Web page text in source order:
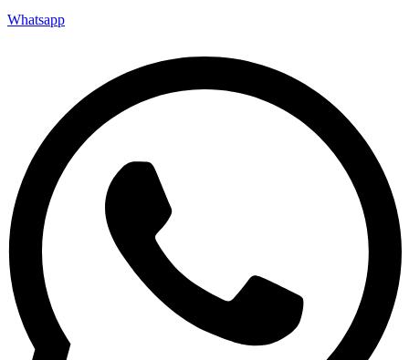
Whatsapp